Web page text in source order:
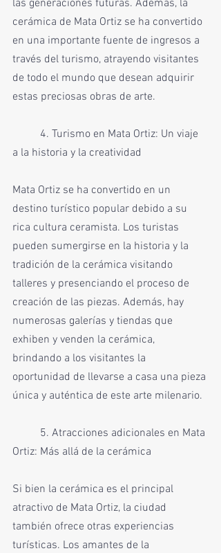
las generaciones futuras. Además, la
cerámica de Mata Ortiz se ha convertido
en una importante fuente de ingresos a
través del turismo, atrayendo visitantes
de todo el mundo que desean adquirir
estas preciosas obras de arte.
a la historia y la creatividad
Mata Ortiz se ha convertido en un
destino turístico popular debido a su
rica cultura ceramista. Los turistas
pueden sumergirse en la historia y la
tradición de la cerámica visitando
talleres y presenciando el proceso de
creación de las piezas. Además, hay
numerosas galerías y tiendas que
exhiben y venden la cerámica,
brindando a los visitantes la
oportunidad de llevarse a casa una pieza
única y auténtica de este arte milenario.
Ortiz: Más allá de la cerámica
Si bien la cerámica es el principal
atractivo de Mata Ortiz, la ciudad
también ofrece otras experiencias
turísticas. Los amantes de la